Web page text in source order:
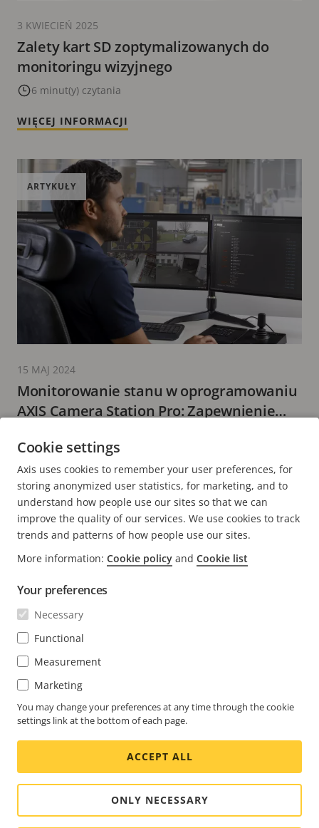
Zalety kart SD zoptymalizowanych do
monitoringu wizyjnego
6 minut(y) czytania
3 KWIECIEŃ 2025
WIĘCEJ INFORMACJI
Monitorowanie stanu w oprogramowaniu
AXIS Camera Station Pro: Zapewnienie
ARTYKUŁY
15 MAJ 2024
WIĘCEJ INFORMACJI
FOOTER
KONTAKT
Kontakt z nami
Experience Center
WIADOMOŚCI I HISTORIE
Opinie użytkowników
Life at Axis
Engineering at Axis
SUBSKRYBUJ
Subskrybuj biuletyn
Subskrybuj wiadomości e-mail z powiadomieniami
dotyczącymi bezpieczeństwa firmy Axis
POLAND / POLSKI MATERIAŁY PRASOWE
Social
Media
Menu
Facebook
Linkedin
Youtube
X
(Twitter)
Instagram
Cookie settings Oznaczenie
Cookie settings
Axis uses cookies to remember your user preferences, for
storing anonymized user statistics, for marketing, and to
understand how people use our sites so that we can
improve the quality of our services. We use cookies to track
trends and patterns of how people use our sites.
More information: Cookie policy and Cookie list
Your preferences
Necessary
Functional
Measurement
Marketing
You may change your preferences at any time through the cookie
settings link at the bottom of each page.
ACCEPT ALL
ONLY NECESSARY